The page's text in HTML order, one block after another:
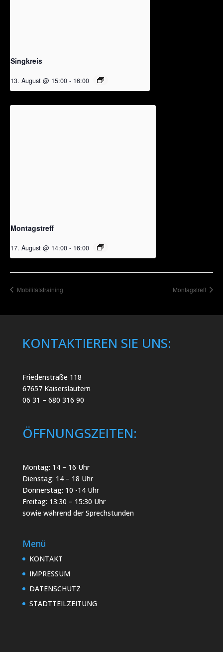
Singkreis
13. August @ 15:00 - 16:00
Montagstreff
17. August @ 14:00 - 16:00
Mobilitätstraining Montagstreff
KONTAKTIEREN SIE UNS:
Friedenstraße 118
67657 Kaiserslautern
06 31 – 680 316 90
ÖFFNUNGSZEITEN:
Montag: 14 – 16 Uhr
Dienstag: 14 – 18 Uhr
Donnerstag: 10 -14 Uhr
Freitag: 13:30 – 15:30 Uhr
sowie während der Sprechstunden
Menü
KONTAKT
IMPRESSUM
DATENSCHUTZ
STADTTEILZEITUNG